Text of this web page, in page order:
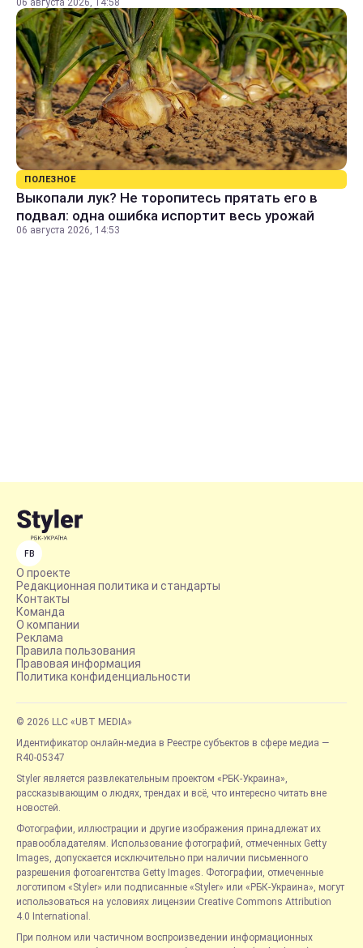
06 августа 2026, 14:58
ПОЛЕЗНОЕ
Выкопали лук? Не торопитесь прятать его в
подвал: одна ошибка испортит весь урожай
06 августа 2026, 14:53
FB
О проекте
Редакционная политика и стандарты
Контакты
Команда
О компании
Реклама
Правила пользования
Правовая информация
Политика конфиденциальности
© 2026 LLC «UBT MEDIA»
Идентификатор онлайн-медиа в Реестре субъектов в сфере медиа —
R40-05347
Styler является развлекательным проектом «РБК-Украина»,
рассказывающим о людях, трендах и всё, что интересно читать вне
новостей.
Фотографии, иллюстрации и другие изображения принадлежат их
правообладателям. Использование фотографий, отмеченных Getty
Images, допускается исключительно при наличии письменного
разрешения фотоагентства Getty Images. Фотографии, отмеченные
логотипом «Styler» или подписанные «Styler» или «РБК-Украина», могут
использоваться на условиях лицензии Creative Commons Attribution
4.0 International.
При полном или частичном воспроизведении информационных